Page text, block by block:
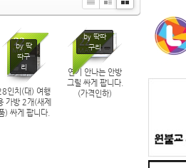
Li
Zi
e
G
22
MAY
by 딱
따구
리
105
인치(대) 여행
가방 2개(새제
) 싸게 팝니다.
22
MAY
by 딱따
구리
125
연기 안나는 안방
그릴 싸게 팝니다.
(가격인하)